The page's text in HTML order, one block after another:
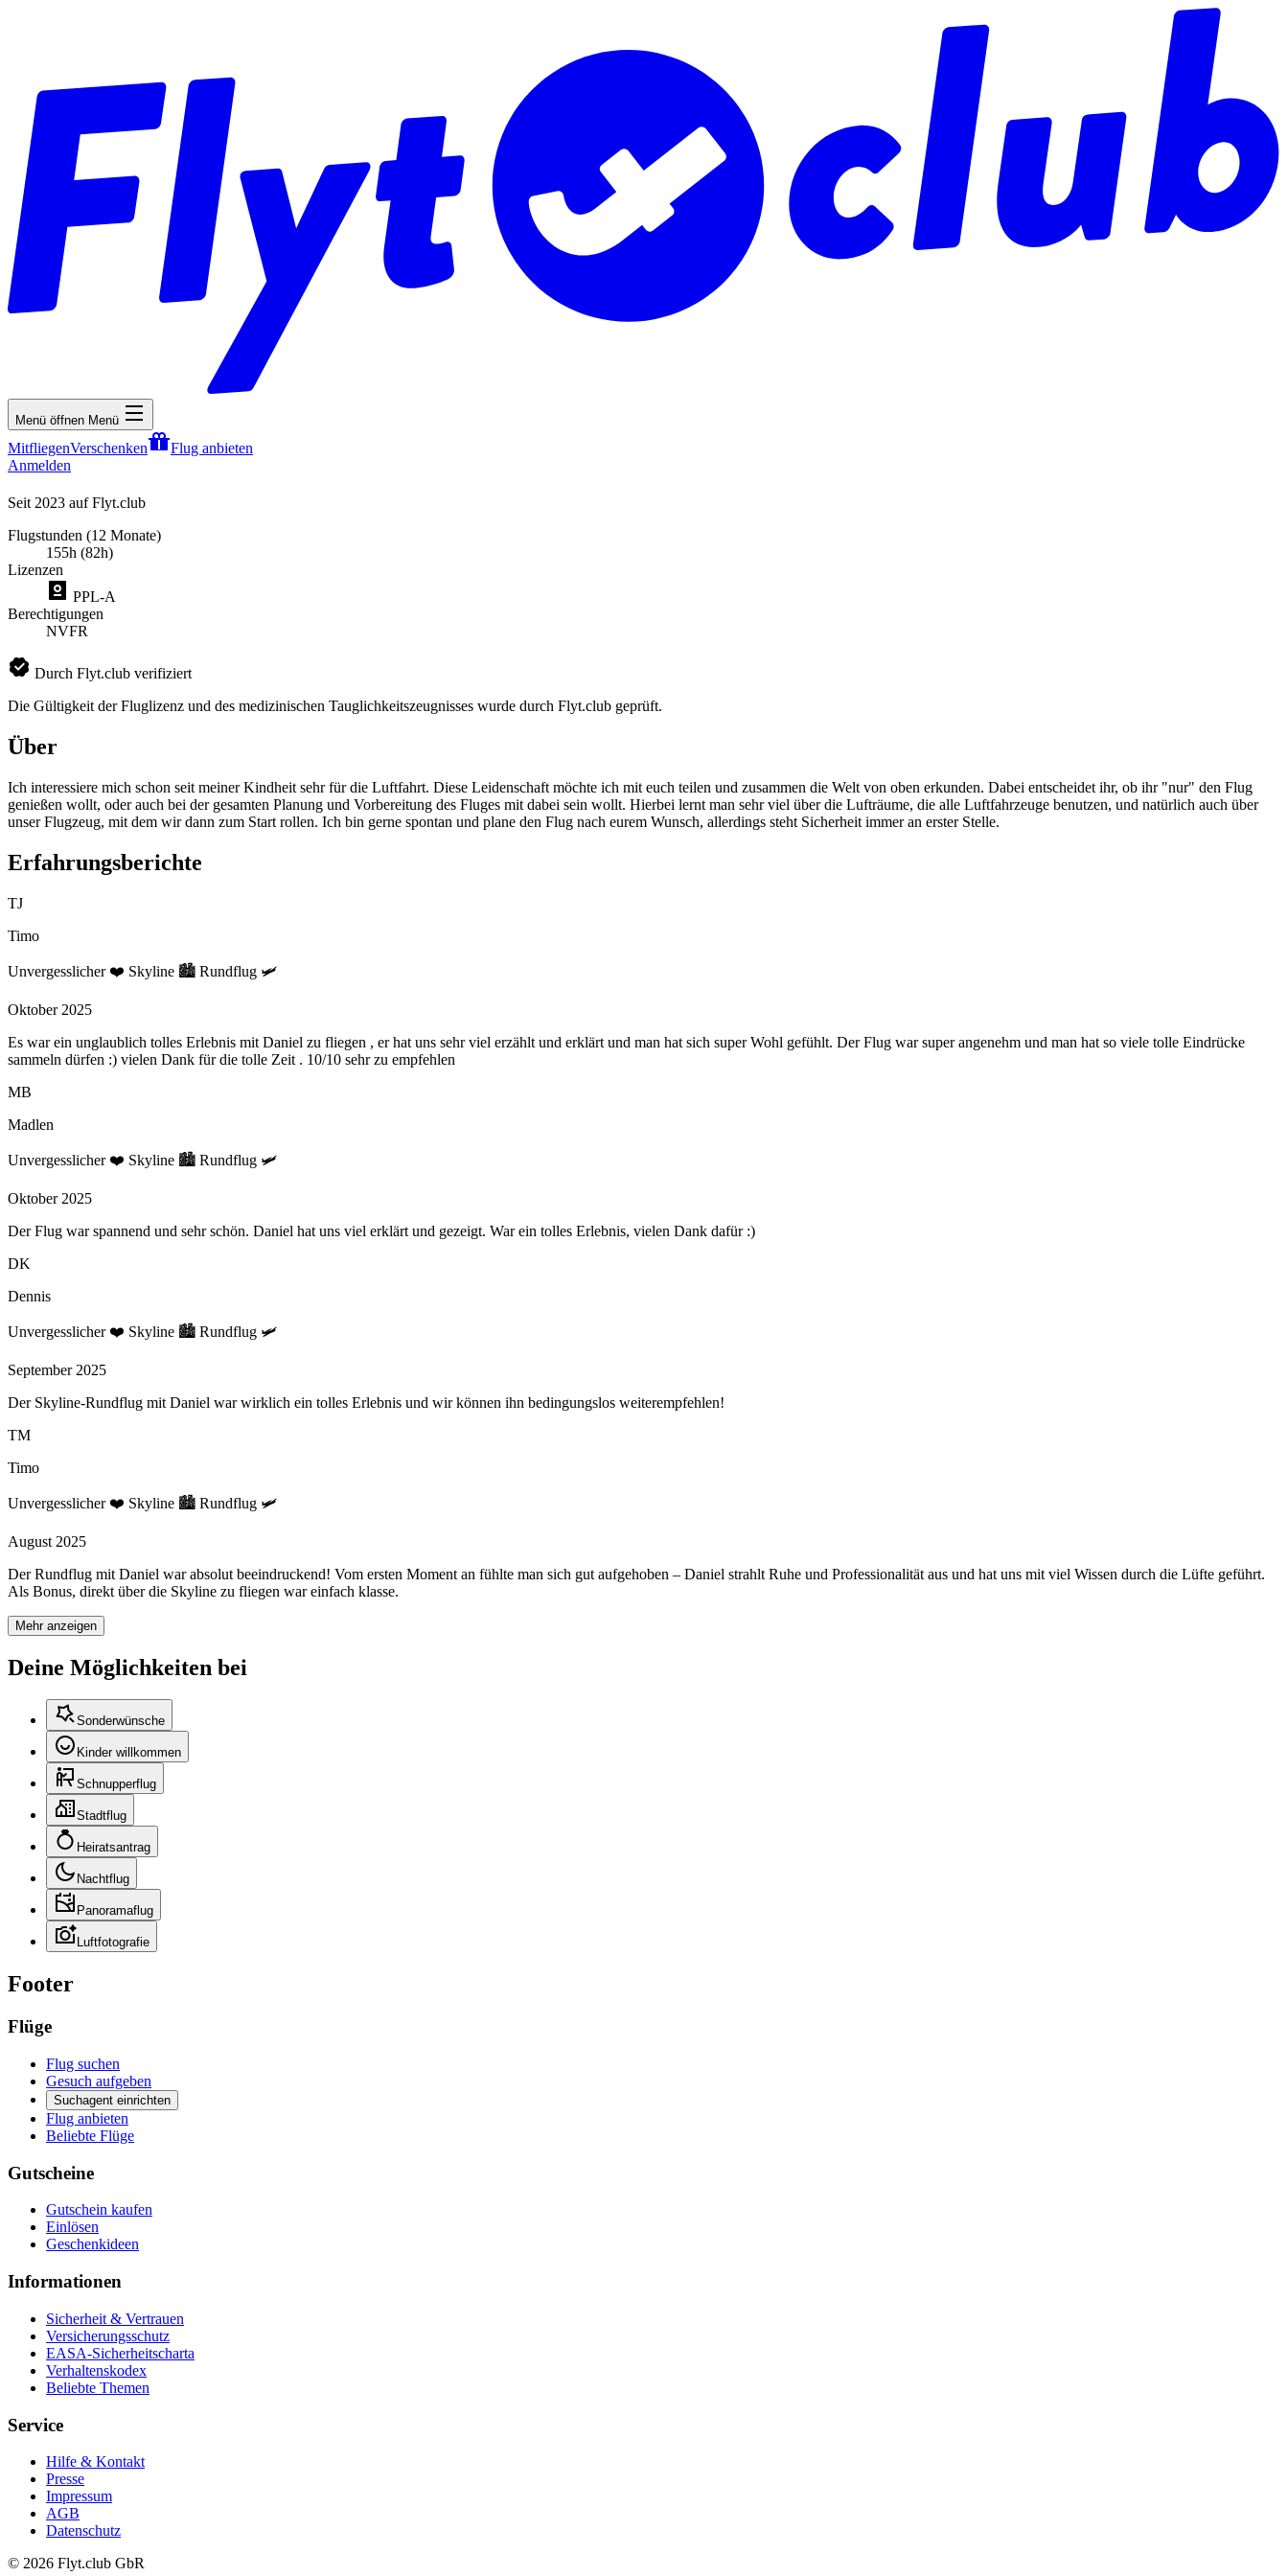
Menü öffnen Menü
MitfliegenVerschenken
Flug anbieten
Anmelden
Seit 2023 auf Flyt.club
Flugstunden (12 Monate)
155h (82h)
Lizenzen
PPL-A
Berechtigungen
NVFR
Durch Flyt.club verifiziert
Die Gültigkeit der Fluglizenz und des medizinischen Tauglichkeitszeugnisses wurde durch Flyt.club geprüft.
Über
Ich interessiere mich schon seit meiner Kindheit sehr für die Luftfahrt. Diese Leidenschaft möchte ich mit euch teilen und zusammen die Welt von oben erkunden. Dabei entscheidet ihr, ob ihr "nur" den Flug
genießen wollt, oder auch bei der gesamten Planung und Vorbereitung des Fluges mit dabei sein wollt. Hierbei lernt man sehr viel über die Lufträume, die alle Luftfahrzeuge benutzen, und natürlich auch über
unser Flugzeug, mit dem wir dann zum Start rollen. Ich bin gerne spontan und plane den Flug nach eurem Wunsch, allerdings steht Sicherheit immer an erster Stelle.
Erfahrungsberichte
TJ
Timo
Unvergesslicher ❤️ Skyline 🏙️ Rundflug 🛩️
Oktober 2025
Es war ein unglaublich tolles Erlebnis mit Daniel zu fliegen , er hat uns sehr viel erzählt und erklärt und man hat sich super Wohl gefühlt. Der Flug war super angenehm und man hat so viele tolle Eindrücke
sammeln dürfen :) vielen Dank für die tolle Zeit . 10/10 sehr zu empfehlen
MB
Madlen
Unvergesslicher ❤️ Skyline 🏙️ Rundflug 🛩️
Oktober 2025
Der Flug war spannend und sehr schön. Daniel hat uns viel erklärt und gezeigt. War ein tolles Erlebnis, vielen Dank dafür :)
DK
Dennis
Unvergesslicher ❤️ Skyline 🏙️ Rundflug 🛩️
September 2025
Der Skyline-Rundflug mit Daniel war wirklich ein tolles Erlebnis und wir können ihn bedingungslos weiterempfehlen!
TM
Timo
Unvergesslicher ❤️ Skyline 🏙️ Rundflug 🛩️
August 2025
Der Rundflug mit Daniel war absolut beeindruckend! Vom ersten Moment an fühlte man sich gut aufgehoben – Daniel strahlt Ruhe und Professionalität aus und hat uns mit viel Wissen durch die Lüfte geführt.
Als Bonus, direkt über die Skyline zu fliegen war einfach klasse.
Mehr anzeigen
Deine Möglichkeiten bei
Sonderwünsche
Kinder willkommen
Schnupperflug
Stadtflug
Heiratsantrag
Nachtflug
Panoramaflug
Luftfotografie
Footer
Flüge
Flug suchen
Gesuch aufgeben
Suchagent einrichten
Flug anbieten
Beliebte Flüge
Gutscheine
Gutschein kaufen
Einlösen
Geschenkideen
Informationen
Sicherheit & Vertrauen
Versicherungsschutz
EASA-Sicherheitscharta
Verhaltenskodex
Beliebte Themen
Service
Hilfe & Kontakt
Presse
Impressum
AGB
Datenschutz
© 2026 Flyt.club GbR